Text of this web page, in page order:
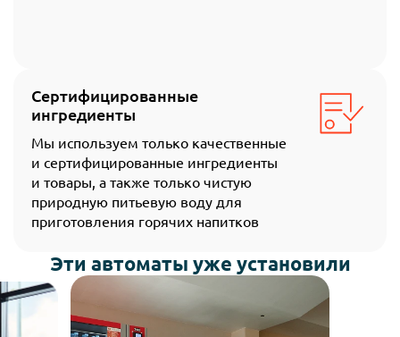
Сертифицированные
ингредиенты
Мы используем только качественные
и сертифицированные ингредиенты
и товары, а также только чистую
природную питьевую воду для
приготовления горячих напитков
Эти автоматы уже установили